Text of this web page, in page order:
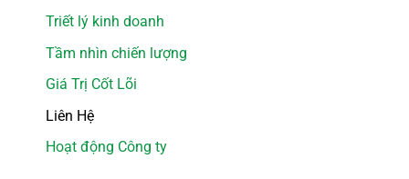
Triết lý kinh doanh
Tầm nhìn chiến lượng
Giá Trị Cốt Lõi
Liên Hệ
Hoạt động Công ty